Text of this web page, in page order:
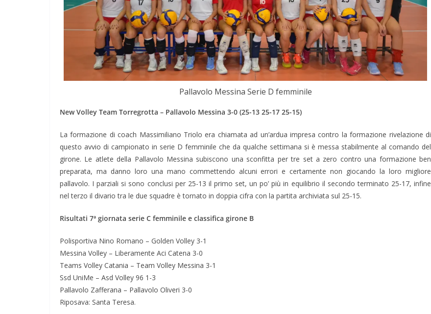
Pallavolo Messina Serie D femminile
New Volley Team Torregrotta – Pallavolo Messina 3-0 (25-13 25-17 25-15)
La formazione di coach Massimiliano Triolo era chiamata ad un’ardua impresa contro la formazione rivelazione di
questo avvio di campionato in serie D femminile che da qualche settimana si è messa stabilmente al comando del
girone. Le atlete della Pallavolo Messina subiscono una sconfitta per tre set a zero contro una formazione ben
preparata, ma danno loro una mano commettendo alcuni errori e certamente non giocando la loro migliore
pallavolo. I parziali si sono conclusi per 25-13 il primo set, un po’ più in equilibrio il secondo terminato 25-17, infine
nel terzo il divario tra le due squadre è tornato in doppia cifra con la partita archiviata sul 25-15.
Risultati 7ª giornata serie C femminile e classifica girone B
Polisportiva Nino Romano – Golden Volley 3-1
Messina Volley – Liberamente Aci Catena 3-0
Teams Volley Catania – Team Volley Messina 3-1
Ssd UniMe – Asd Volley 96 1-3
Pallavolo Zafferana – Pallavolo Oliveri 3-0
Riposava: Santa Teresa.